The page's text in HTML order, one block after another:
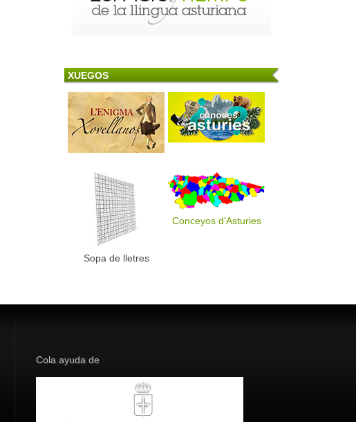
XUEGOS
Sopa de lletres
Conceyos d'Asturies
Cola ayuda de